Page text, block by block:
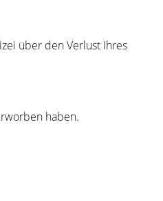
über den Verlust Ihres
haben.